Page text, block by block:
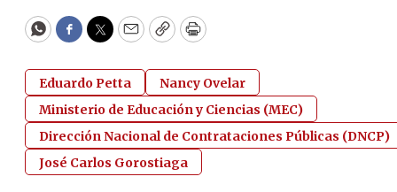
WhatsApp
Facebook
Twitter
EmailCopyPrint
Eduardo Petta
Nancy Ovelar
Ministerio de Educación y Ciencias (MEC)
Dirección Nacional de Contrataciones Públicas (DNCP)
José Carlos Gorostiaga